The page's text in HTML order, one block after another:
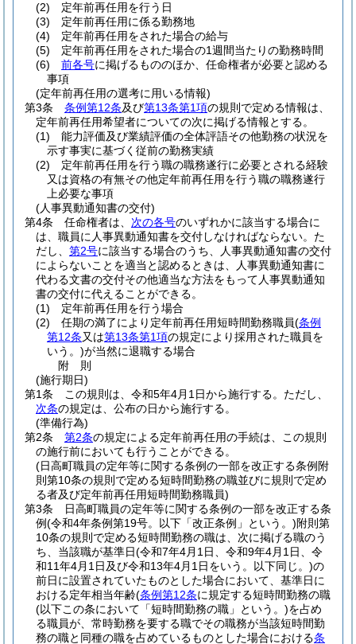
(2)
定年前再任用を行う日
(3)
定年前再任用に係る勤務地
(4)
定年前再任用をされた場合の給与
(5)
定年前再任用をされた場合の1週間当たりの勤務時間
(6)
前各号に掲げるもののほか、任命権者が必要と認める
事項
(定年前再任用の選考に用いる情報)
第3条
条例第12条及び第13条第1項の規則で定める情報は、
定年前再任用希望者についての次に掲げる情報とする。
(1)
能力評価及び業績評価の全体評語その他勤務の状況を
示す事実に基づく従前の勤務実績
(2)
定年前再任用を行う職の職務遂行に必要とされる経験
又は資格の有無その他定年前再任用を行う職の職務遂行
上必要な事項
(人事異動通知書の交付)
第4条
任命権者は、 次の各号のいずれかに該当する場合に
は、職員に人事異動通知書を交付しなければならない。 た
だし、 第2号に該当する場合のうち、人事異動通知書の交付
によらないことを適当と認めるときは、人事異動通知書に
代わる文書の交付その他適当な方法をもって人事異動通知
書の交付に代えることができる。
(1)
定年前再任用を行う場合
(2)
任期の満了により定年前再任用短時間勤務職員(条例
第12条又は第13条第1項の規定により採用された職員を
いう。)が当然に退職する場合
附 則
(施行期日)
第1条
この規則は、令和5年4月1日から施行する。 ただし、
次条の規定は、公布の日から施行する。
(準備行為)
第2条
第2条の規定による定年前再任用の手続は、この規則
の施行前においても行うことができる。
(日高町職員の定年等に関する条例の一部を改正する条例附
則第10条の規則で定める短時間勤務の職並びに規則で定め
る者及び定年前再任用短時間勤務職員)
第3条
日高町職員の定年等に関する条例の一部を改正する条
例(令和4年条例第19号。以下「改正条例」という。)附則第
10条の規則で定める短時間勤務の職は、次に掲げる職のう
ち、当該職が基準日(令和7年4月1日、令和9年4月1日、令
和11年4月1日及び令和13年4月1日をいう。以下同じ。)の
前日に設置されていたものとした場合において、基準日に
おける定年相当年齢(条例第12条に規定する短時間勤務の職
(以下この条において「短時間勤務の職」という。)を占め
る職員が、常時勤務を要する職でその職務が当該短時間勤
務の職と同種の職を占めているものとした場合における条